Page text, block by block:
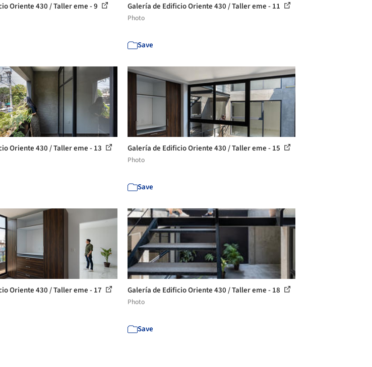
Oriente 430 / Taller eme - 9 Galería de Edificio Oriente 430 / Taller eme - 11
Photo
Save
Oriente 430 / Taller eme - 13 Galería de Edificio Oriente 430 / Taller eme - 15
Photo
Save
Oriente 430 / Taller eme - 17 Galería de Edificio Oriente 430 / Taller eme - 18
Photo
Save